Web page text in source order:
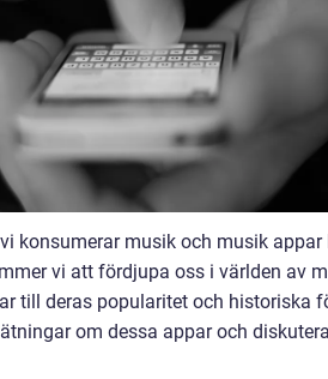
konsumerar musik och musik
vi att fördjupa oss i världen av
till deras popularitet och historiska
om dessa appar och